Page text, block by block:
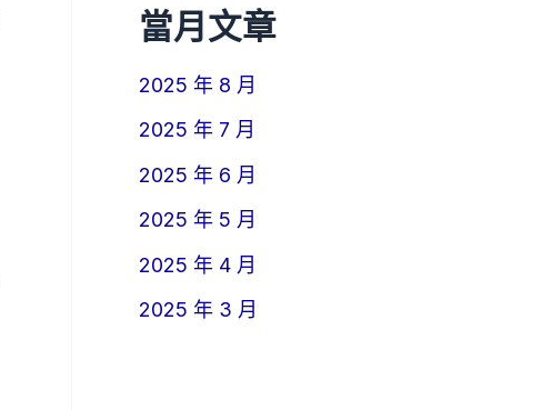
當月文章
2025 年 8 月
2025 年 7 月
2025 年 6 月
2025 年 5 月
2025 年 4 月
2025 年 3 月